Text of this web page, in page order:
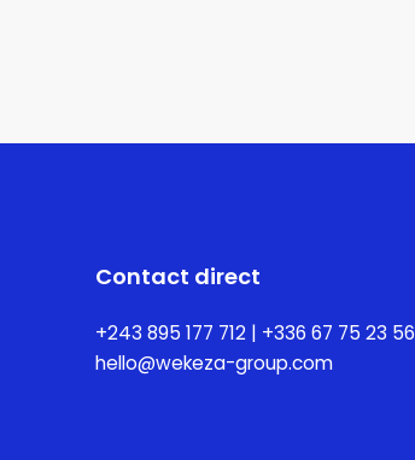
Contact direct
+243 895 177 712 | +336 67 75 23 56
hello@wekeza-group.com